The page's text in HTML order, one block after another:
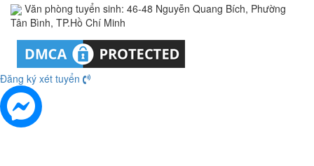
Văn phòng tuyển sinh: 46-48 Nguyễn Quang Bích, Phường
Tân Bình, TP.Hồ Chí Minh
Đăng ký xét tuyển